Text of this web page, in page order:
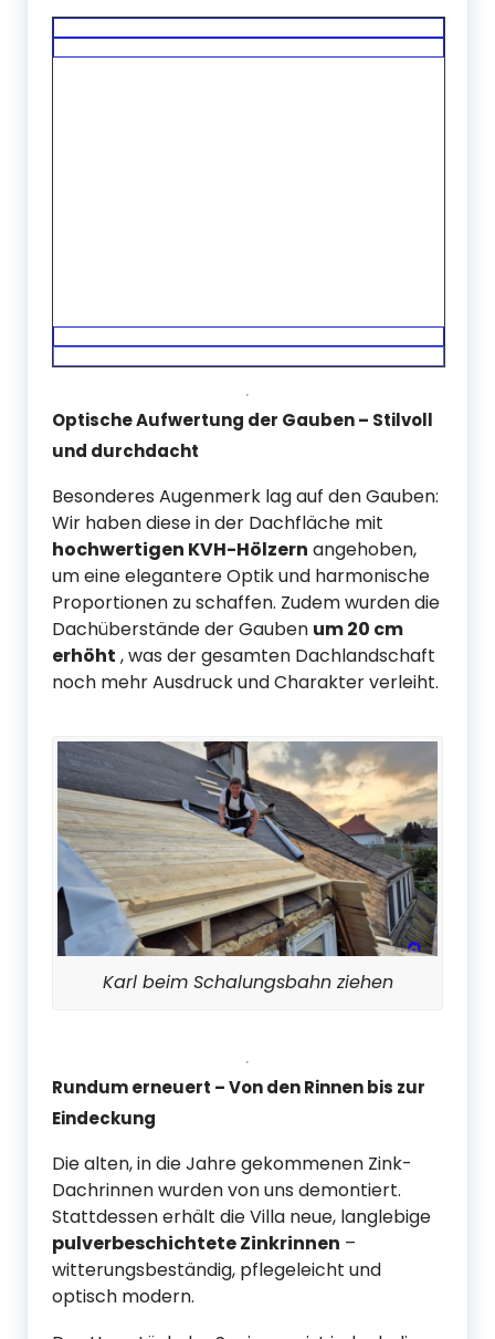
Optische Aufwertung der Gauben – Stilvoll
und durchdacht
Besonderes Augenmerk lag auf den Gauben:
Wir haben diese in der Dachfläche mit
hochwertigen KVH-Hölzern angehoben,
um eine elegantere Optik und harmonische
Proportionen zu schaffen. Zudem wurden die
Dachüberstände der Gauben um 20 cm
erhöht , was der gesamten Dachlandschaft
noch mehr Ausdruck und Charakter verleiht.
Karl beim Schalungsbahn ziehen
Rundum erneuert – Von den Rinnen bis zur
Eindeckung
Die alten, in die Jahre gekommenen Zink-
Dachrinnen wurden von uns demontiert.
Stattdessen erhält die Villa neue, langlebige
pulverbeschichtete Zinkrinnen –
witterungsbeständig, pflegeleicht und
optisch modern.